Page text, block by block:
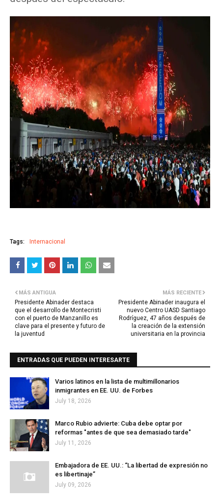
Tags: Internacional
MÁS RECIENTE
Presidente Abinader inaugura el
nuevo Centro UASD Santiago
Rodríguez, 47 años después de
la creación de la extensión
universitaria en la provincia
MÁS ANTIGUA
Presidente Abinader destaca
que el desarrollo de Montecristi
con el puerto de Manzanillo es
clave para el presente y futuro de
la juventud
ENTRADAS QUE PUEDEN INTERESARTE
Varios latinos en la lista de multimillonarios
inmigrantes en EE. UU. de Forbes
July 18, 2026
Marco Rubio advierte: Cuba debe optar por
reformas "antes de que sea demasiado tarde"
July 11, 2026
Embajadora de EE. UU.: “La libertad de expresión no
es libertinaje”
July 09, 2026